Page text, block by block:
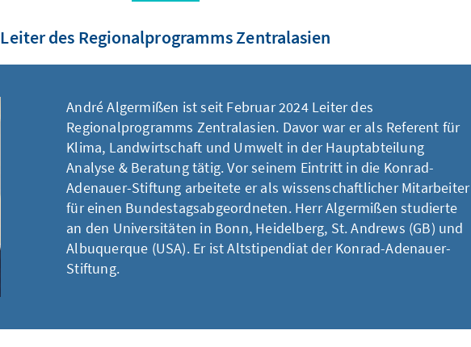
Leiter des Regionalprogramms Zentralasien
André Algermißen ist seit Februar 2024 Leiter des
Regionalprogramms Zentralasien. Davor war er als Referent für
Klima, Landwirtschaft und Umwelt in der Hauptabteilung
Analyse & Beratung tätig. Vor seinem Eintritt in die Konrad-
Adenauer-Stiftung arbeitete er als wissenschaftlicher Mitarbeiter
für einen Bundestagsabgeordneten. Herr Algermißen studierte
an den Universitäten in Bonn, Heidelberg, St. Andrews (GB) und
Albuquerque (USA). Er ist Altstipendiat der Konrad-Adenauer-
Stiftung.